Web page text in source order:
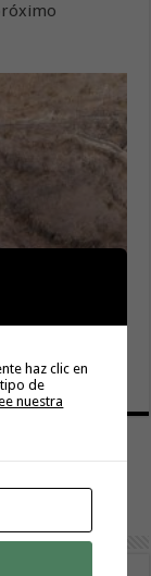
del entorno
haz clic en
de
nuestra